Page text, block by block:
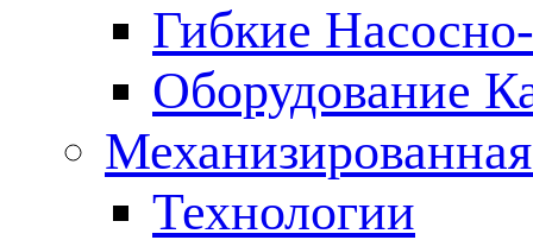
Гибкие
Оборудование
Технологии